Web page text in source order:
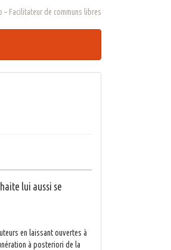
– Facilitateur de communs libres
lui aussi se
en laissant ouvertes à
à posteriori de la